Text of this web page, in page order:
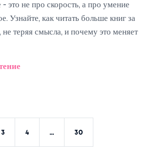
это не про скорость, а про умение
Узнайте, как читать больше книг за
не теряя смысла, и почему это меняет
3 4 … 30